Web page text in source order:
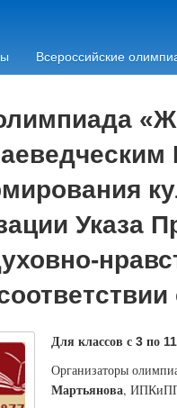
Всероссийские
Указа
Для классов с 3по 11
Организаторы
Мартьянова,